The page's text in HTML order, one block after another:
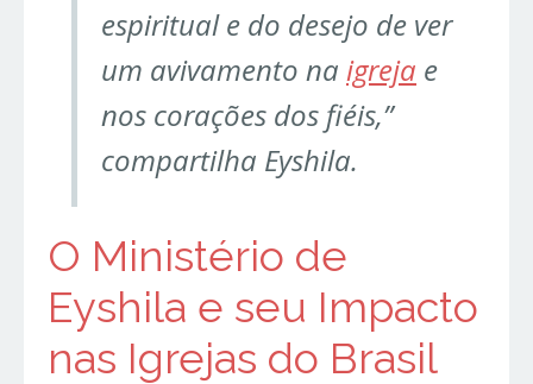
espiritual e do desejo de ver
um avivamento na igreja e
nos corações dos fiéis,”
compartilha Eyshila.
O Ministério de
Eyshila e seu Impacto
nas Igrejas do Brasil